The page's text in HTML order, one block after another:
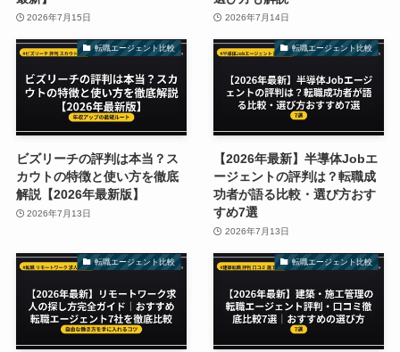
2026年7月15日 2026年7月14日
転職エージェント比較
ビズリーチの評判は本当？ス
カウトの特徴と使い方を徹底
解説【2026年最新版】
2026年7月13日
転職エージェント比較
【2026年最新】半導体Jobエ
ージェントの評判は？転職成
功者が語る比較・選び方おす
すめ7選
2026年7月13日
転職エージェント比較 転職エージェント比較